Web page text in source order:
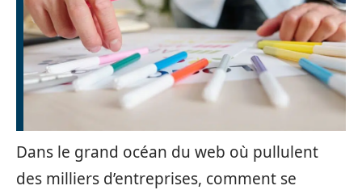
Dans le grand océan du web où pullulent
des milliers d’entreprises, comment se